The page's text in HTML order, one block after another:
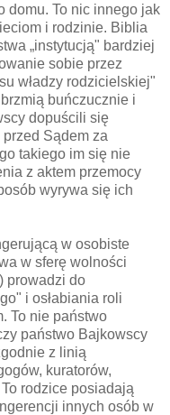
domu. To nic innego jak
i rodzinie. Biblia
„instytucją" bardziej
sobie przez
władzy rodzicielskiej"
buńczucznie i
dopuścili się
Sądem za
takiego im się nie
z aktem przemocy
wyrywa się ich
w osobiste
w sferę wolności
prowadzi do
i osłabiania roli
To nie państwo
państwo Bajkowscy
z linią
kuratorów,
rodzice posiadają
innych osób w